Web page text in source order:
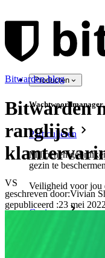
Producten
Wachtwoordmanager
Particulieren
Miljoenen
gezin te beschermen
Veiligheid voor jou
Gezinnen
Bitwarden-blog
Bitwarden
ranglijst
VS
geschreven door:Vivian
gepubliceerd :23 mei 2022